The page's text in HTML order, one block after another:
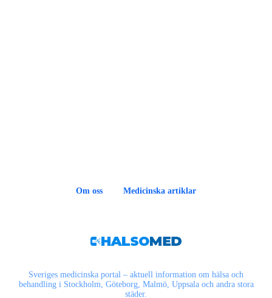
Om oss Medicinska artiklar
Sveriges medicinska portal – aktuell information om hälsa och
behandling i Stockholm, Göteborg, Malmö, Uppsala och andra stora
städer.